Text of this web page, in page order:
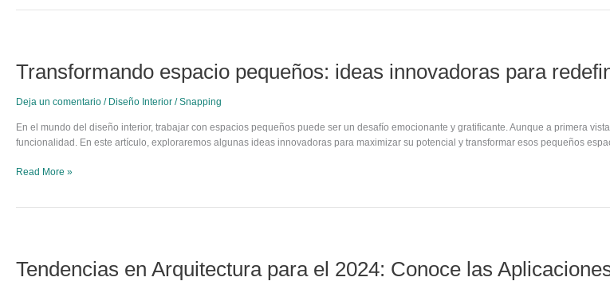
espacio
Transformando espacio pequeños: ideas innovadoras para
Deja un comentario / Diseño Interior /Snapping
En el mundo del diseño interior, trabajar con espacios pequeños puede ser un desafío emocionante y gratificante. Aunque a primera
funcionalidad. En este artículo, exploraremos algunas ideas innovadoras para maximizar su potencial y transformar esos pequeños
pequeños:
ideas
innovadoras
redefinir
tus
Read More »
Tendencias en Arquitectura para el 2024: Conoce las
Arquitectura
para